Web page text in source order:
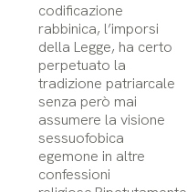
codificazione
rabbinica, l’imporsi
della Legge, ha certo
perpetuato la
tradizione patriarcale
senza però mai
assumere la visione
sessuofobica
egemone in altre
confessioni